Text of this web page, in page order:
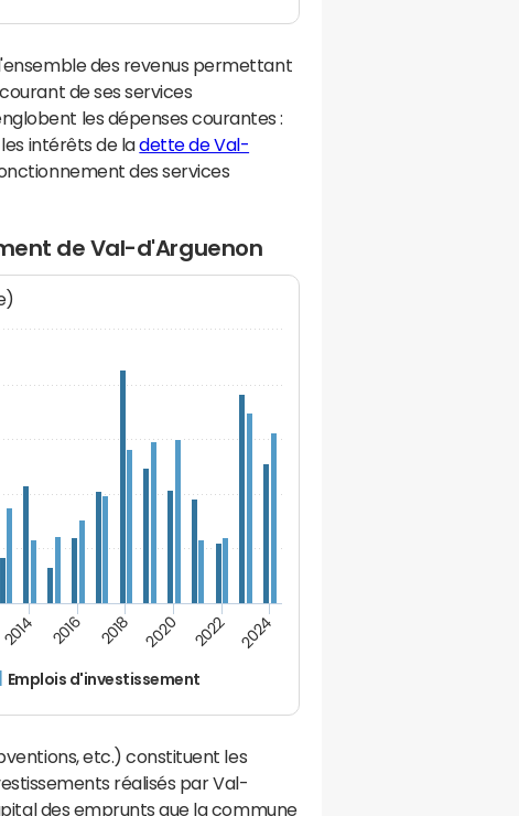
des revenus permettant
de ses services
les dépenses courantes :
intérêts de ladette de Val-
des services
de Val-d'Arguenon
Emplois d'investissement
2014 2016 2018 2020 2022 2024
etc.) constituent les
réalisés par Val-
des emprunts que la commune